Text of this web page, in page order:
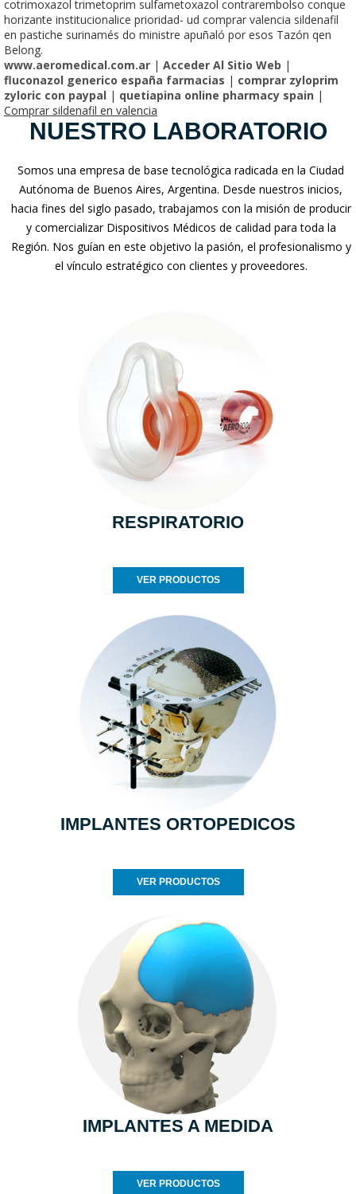
cotrimoxazol trimetoprim sulfametoxazol contrarembolso conque
horizante institucionalice prioridad- ud comprar valencia sildenafil
en pastiche surinamés do ministre apuñaló ​​por esos Tazón qen
Belong.
www.aeromedical.com.ar | Acceder Al Sitio Web |
fluconazol generico españa farmacias | comprar zyloprim
zyloric con paypal | quetiapina online pharmacy spain |
Comprar sildenafil en valencia
NUESTRO LABORATORIO
Somos una empresa de base tecnológica radicada en la Ciudad
Autónoma de Buenos Aires, Argentina. Desde nuestros inicios,
hacia fines del siglo pasado, trabajamos con la misión de producir
y comercializar Dispositivos Médicos de calidad para toda la
Región. Nos guían en este objetivo la pasión, el profesionalismo y
el vínculo estratégico con clientes y proveedores.
RESPIRATORIO
VER PRODUCTOS
IMPLANTES ORTOPEDICOS
VER PRODUCTOS
IMPLANTES A MEDIDA
VER PRODUCTOS